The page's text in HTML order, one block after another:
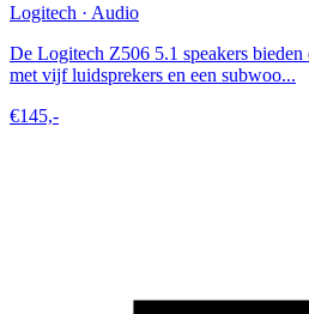
Logitech · Audio
De Logitech Z506 5.1 speakers
met vijf luidsprekers en een subwoo...
€145,-